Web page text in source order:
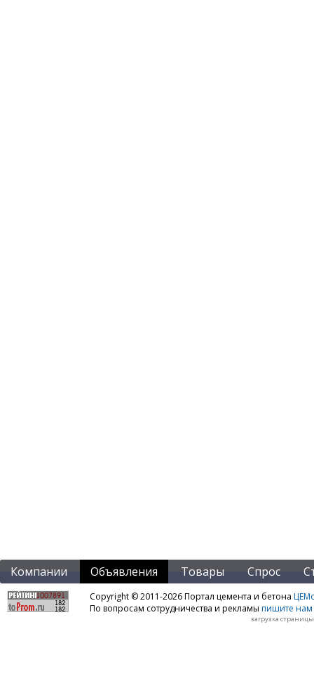
Компании Объявления Товары Спрос
Copyright © 2011-2026 Портал цемента и бетона
По вопросам сотрудничества и рекламы пишите нам
загрузка